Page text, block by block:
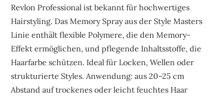
Revlon Professional ist bekannt für hochwertiges
Hairstyling. Das Memory Spray aus der Style Masters
Linie enthält flexible Polymere, die den Memory-
Effekt ermöglichen, und pflegende Inhaltsstoffe, die
Haarfarbe schützen. Ideal für Locken, Wellen oder
strukturierte Styles. Anwendung: aus 20–25 cm
Abstand auf trockenes oder leicht feuchtes Haar